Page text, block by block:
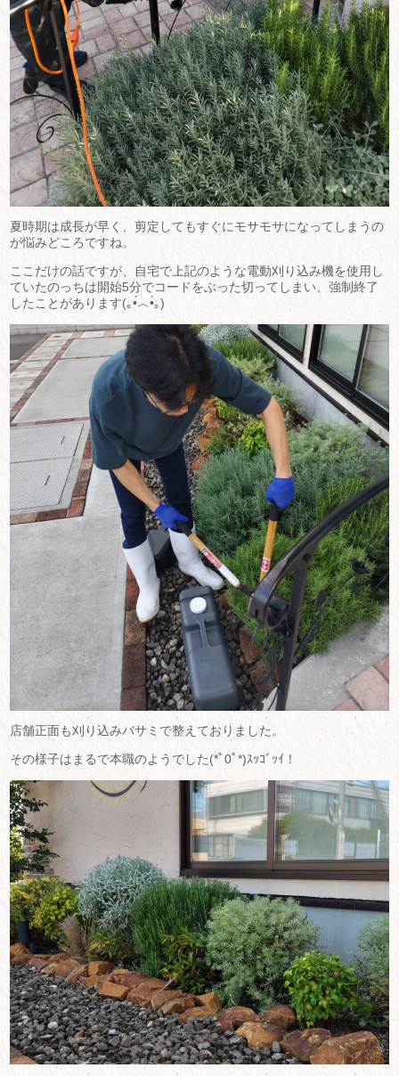
夏時期は成長が早く、剪定してもすぐにモサモサになってしまうの
が悩みどころですね。
ここだけの話ですが、自宅で上記のような電動刈り込み機を使用し
ていたのっちは開始5分でコードをぶった切ってしまい、強制終了
したことがあります(⁠｡⁠•́⁠︿⁠•̀⁠｡⁠)
店舗正面も刈り込みバサミで整えておりました。
その様子はまるで本職のようでした(*ﾟ0ﾟ*)ｽｯｺﾞｯｲ！